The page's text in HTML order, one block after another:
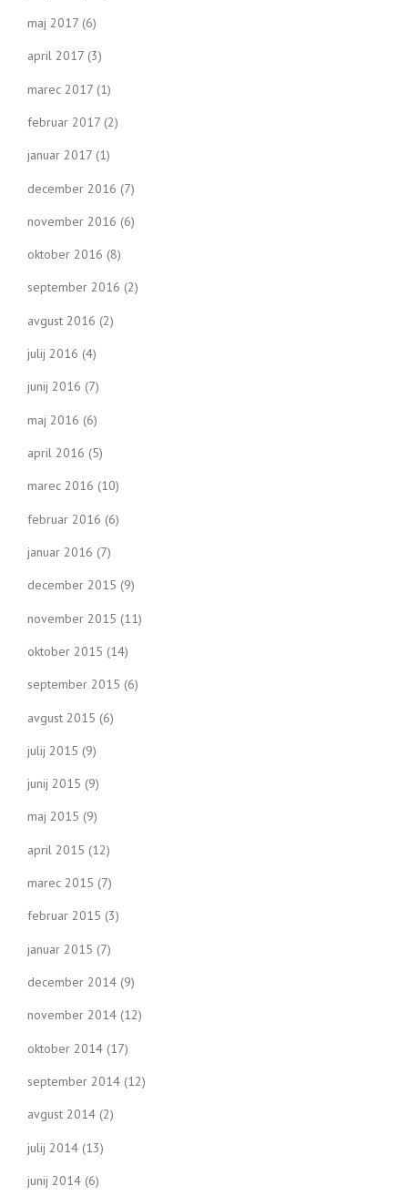
maj 2017 (6)
april 2017 (3)
marec 2017 (1)
februar 2017 (2)
januar 2017 (1)
december 2016 (7)
november 2016 (6)
oktober 2016 (8)
september 2016 (2)
avgust 2016 (2)
julij 2016 (4)
junij 2016 (7)
maj 2016 (6)
april 2016 (5)
marec 2016 (10)
februar 2016 (6)
januar 2016 (7)
december 2015 (9)
november 2015 (11)
oktober 2015 (14)
september 2015 (6)
avgust 2015 (6)
julij 2015 (9)
junij 2015 (9)
maj 2015 (9)
april 2015 (12)
marec 2015 (7)
februar 2015 (3)
januar 2015 (7)
december 2014 (9)
november 2014 (12)
oktober 2014 (17)
september 2014 (12)
avgust 2014 (2)
julij 2014 (13)
junij 2014 (6)